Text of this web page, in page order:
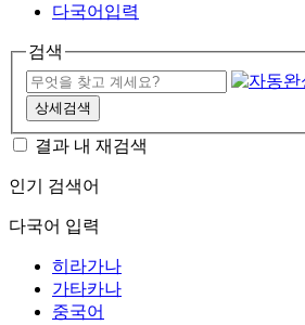
다국어입력
검색
상세검색
결과 내 재검색
인기 검색어
다국어 입력
히라가나
가타카나
중국어